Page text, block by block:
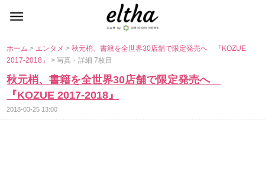
ホーム> エンタメ>秋元梢、書籍を全世界30店舗で限定発売へ 『KOZUE
2017-2018』> 写真・詳細 7枚目
秋元梢、書籍を全世界30店舗で限定発売へ
『KOZUE 2017-2018』
2018-03-25 13:00